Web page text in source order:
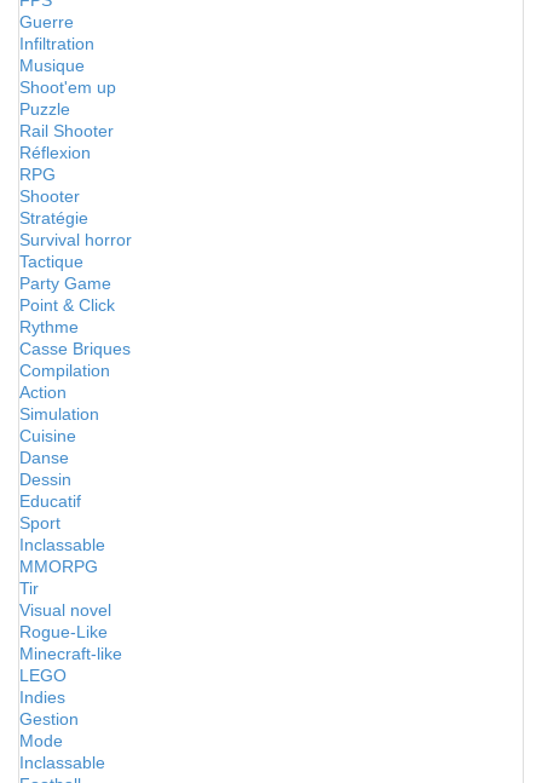
Guerre
Infiltration
Musique
Shoot'em up
Puzzle
Rail Shooter
Réflexion
RPG
Shooter
Stratégie
Survival horror
Tactique
Party Game
Point & Click
Rythme
Casse Briques
Compilation
Action
Simulation
Cuisine
Danse
Dessin
Educatif
Sport
Inclassable
MMORPG
Tir
Visual novel
Rogue-Like
Minecraft-like
LEGO
Indies
Gestion
Mode
Inclassable